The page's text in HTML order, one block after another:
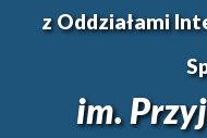
z Oddziałami
im.